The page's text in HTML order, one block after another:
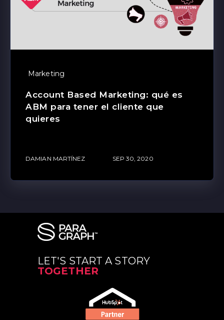
Marketing
Account Based Marketing: qué es
ABM para tener el cliente que
quieres
DAMIAN MARTÍNEZ SEP 30, 2020
LET'S START A STORY
TOGETHER